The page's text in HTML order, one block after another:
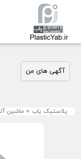
آگهی های من
پلاستیک یاب » ماشین